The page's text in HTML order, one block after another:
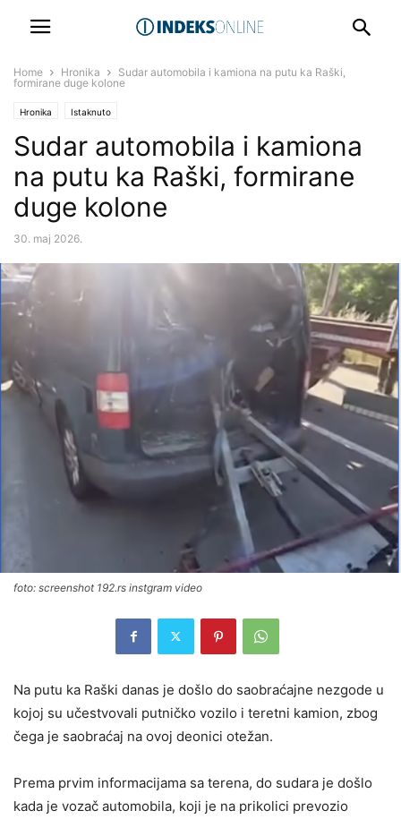
Home Hronika
Sudar automobila i kamiona na putu ka Raški,
formirane duge kolone
Hronika Istaknuto
Sudar automobila i kamiona
na putu ka Raški, formirane
duge kolone
30. maj 2026.
foto: screenshot 192.rs instgram video
Na putu ka Raški danas je došlo do saobraćajne nezgode u
kojoj su učestvovali putničko vozilo i teretni kamion, zbog
čega je saobraćaj na ovoj deonici otežan.
Prema prvim informacijama sa terena, do sudara je došlo
kada je vozač automobila, koji je na prikolici prevozio